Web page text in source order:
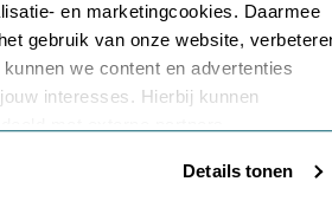
en marketingcookies. Daarmee
gebruik van onze website,
we content en advertenties
interesses. Hierbij kunnen
cookies te accepteren. Kies ‘Alleen
Details tonen